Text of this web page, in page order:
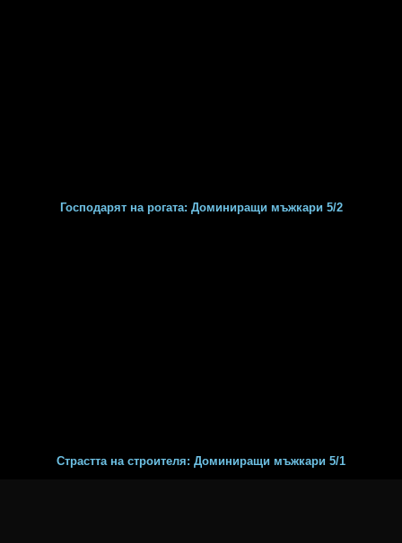
Господарят на рогата: Доминиращи мъжкари 5/2
Страстта на строителя: Доминиращи мъжкари 5/1